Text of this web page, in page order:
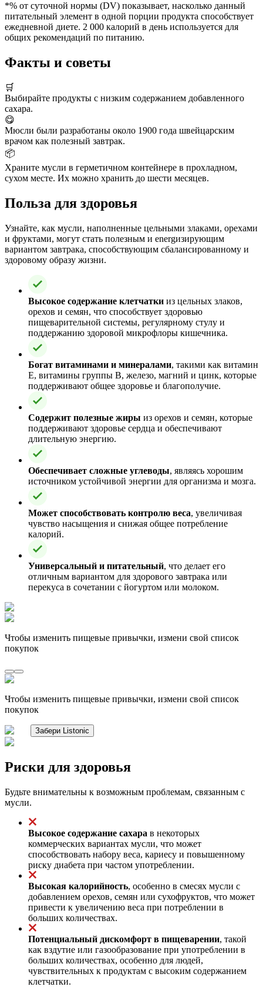
*% от суточной нормы (DV) показывает, насколько данный
питательный элемент в одной порции продукта способствует
ежедневной диете. 2 000 калорий в день используется для
общих рекомендаций по питанию.
Факты и советы
🛒
Выбирайте продукты с низким содержанием добавленного
сахара.
😋
Мюсли были разработаны около 1900 года швейцарским
врачом как полезный завтрак.
📦
Храните мусли в герметичном контейнере в прохладном,
сухом месте. Их можно хранить до шести месяцев.
Польза для здоровья
Узнайте, как мусли, наполненные цельными злаками, орехами
и фруктами, могут стать полезным и energизирующим
вариантом завтрака, способствующим сбалансированному и
здоровому образу жизни.
Высокое содержание клетчатки из цельных злаков,
орехов и семян, что способствует здоровью
пищеварительной системы, регулярному стулу и
поддержанию здоровой микрофлоры кишечника.
Богат витаминами и минералами, такими как витамин
E, витамины группы B, железо, магний и цинк, которые
поддерживают общее здоровье и благополучие.
Содержит полезные жиры из орехов и семян, которые
поддерживают здоровье сердца и обеспечивают
длительную энергию.
Обеспечивает сложные углеводы, являясь хорошим
источником устойчивой энергии для организма и мозга.
Может способствовать контролю веса, увеличивая
чувство насыщения и снижая общее потребление
калорий.
Универсальный и питательный, что делает его
отличным вариантом для здорового завтрака или
перекуса в сочетании с йогуртом или молоком.
Чтобы изменить пищевые привычки, измени свой список
покупок
Чтобы изменить пищевые привычки, измени свой список
покупок
Забери Listonic
Риски для здоровья
Будьте внимательны к возможным проблемам, связанным с
мусли.
Высокое содержание сахара в некоторых
коммерческих вариантах мусли, что может
способствовать набору веса, кариесу и повышенному
риску диабета при частом употреблении.
Высокая калорийность, особенно в смесях мусли с
добавлением орехов, семян или сухофруктов, что может
привести к увеличению веса при потреблении в
больших количествах.
Потенциальный дискомфорт в пищеварении, такой
как вздутие или газообразование при употреблении в
больших количествах, особенно для людей,
чувствительных к продуктам с высоким содержанием
клетчатки.